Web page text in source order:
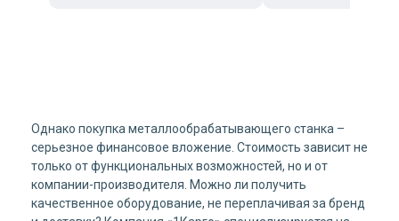
Однако покупка металлообрабатывающего станка –
серьезное финансовое вложение. Стоимость зависит не
только от функциональных возможностей, но и от
компании-производителя. Можно ли получить
качественное оборудование, не переплачивая за бренд